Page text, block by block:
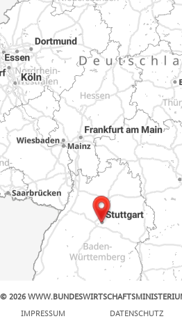
© 2026
IMPRESSUM
DATENSCHUTZ